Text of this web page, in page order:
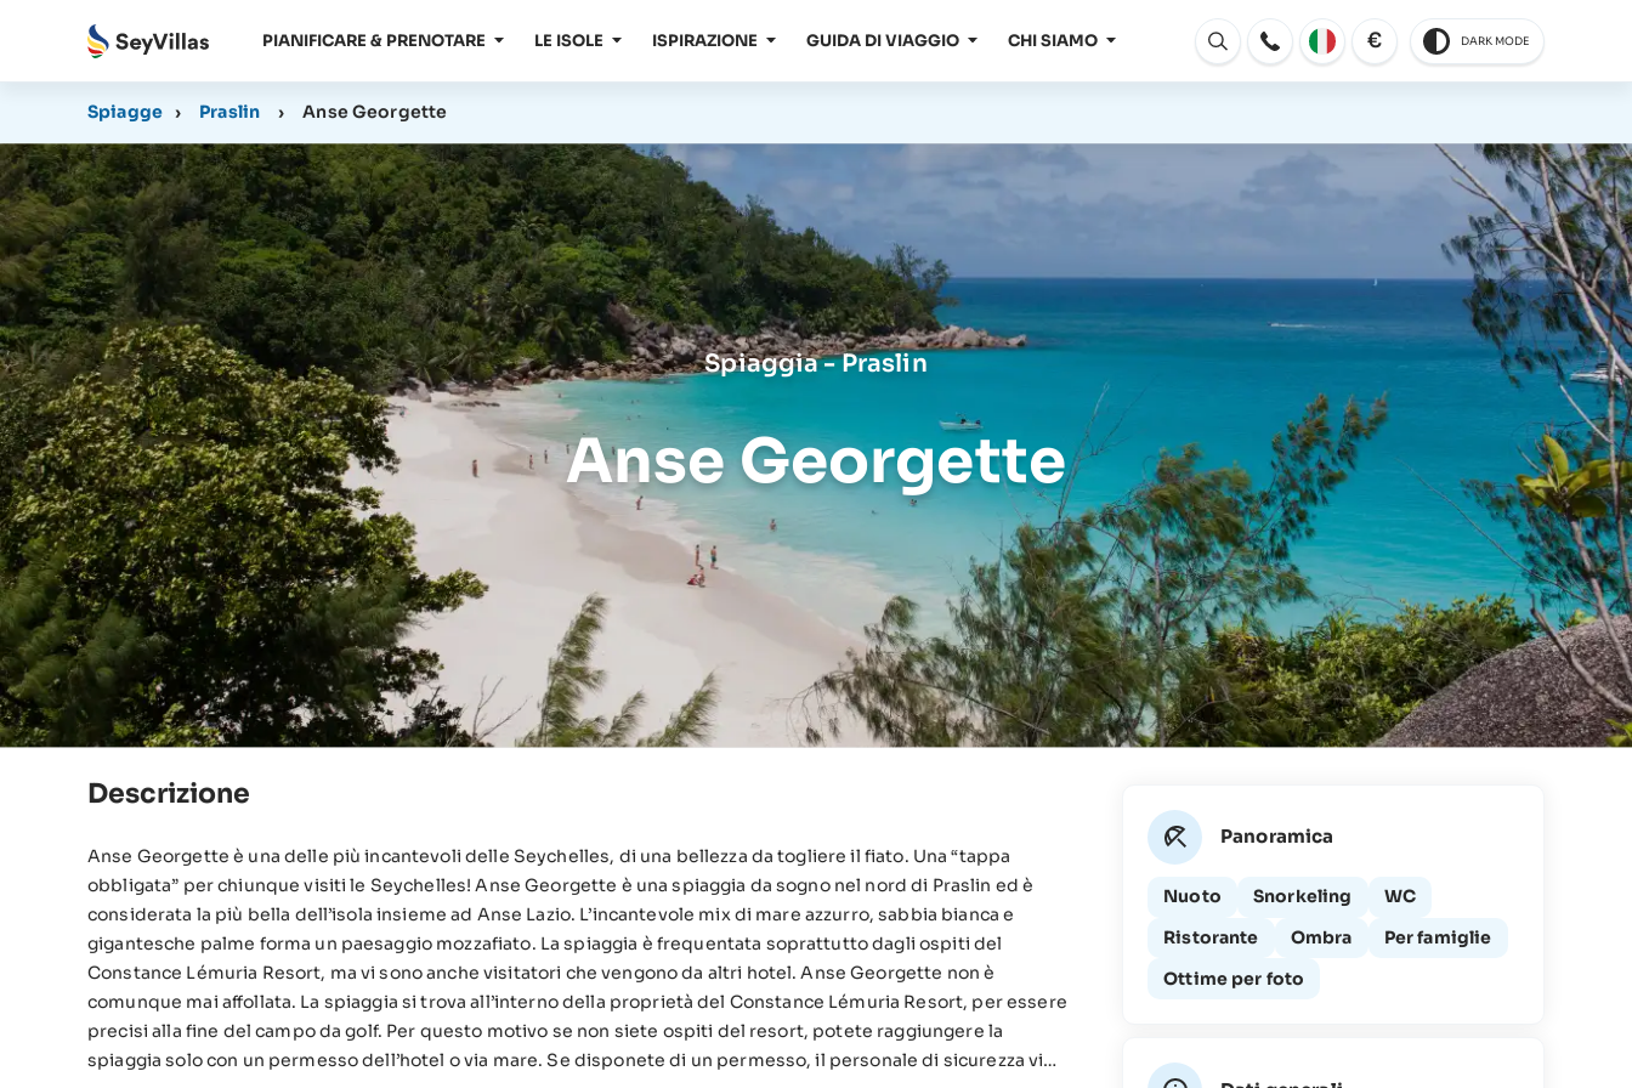
PIANIFICARE & PRENOTARE LE ISOLE ISPIRAZIONE GUIDA DI VIAGGIO CHI SIAMO
Aperto
€ DARK MODE
Spiagge › Praslin › Anse Georgette
Spiaggia - Praslin
Anse Georgette
Descrizione
Anse Georgette è una delle più incantevoli delle Seychelles, di una bellezza da togliere il fiato. Una “tappa
obbligata” per chiunque visiti le Seychelles! Anse Georgette è una spiaggia da sogno nel nord di Praslin ed è
considerata la più bella dell’isola insieme ad Anse Lazio. L’incantevole mix di mare azzurro, sabbia bianca e
gigantesche palme forma un paesaggio mozzafiato. La spiaggia è frequentata soprattutto dagli ospiti del
Constance Lémuria Resort, ma vi sono anche visitatori che vengono da altri hotel. Anse Georgette non è
comunque mai affollata. La spiaggia si trova all’interno della proprietà del Constance Lémuria Resort, per essere
precisi alla fine del campo da golf. Per questo motivo se non siete ospiti del resort, potete raggiungere la
spiaggia solo con un permesso dell’hotel o via mare. Se disponete di un permesso, il personale di sicurezza vi
Panoramica
Nuoto Snorkeling
WC
Ristorante
Ombra
Per famiglie
Ottime per foto